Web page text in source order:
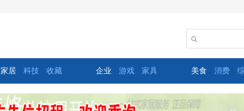
家居 科技 收藏 企业 游戏 家具 美食 消费